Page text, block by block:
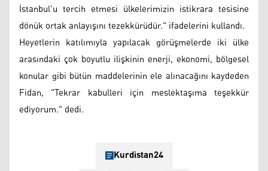
İstanbul'u tercih etmesi ülkelerimizin istikrara tesisine
dönük ortak anlayışını tezekkürüdür." ifadelerini kullandı.
Heyetlerin katılımıyla yapılacak görüşmelerde iki ülke
arasındaki çok boyutlu ilişkinin enerji, ekonomi, bölgesel
konular gibi bütün maddelerinin ele alınacağını kaydeden
Fidan, "Tekrar kabulleri için meslektaşıma teşekkür
ediyorum." dedi.
Kurdistan24